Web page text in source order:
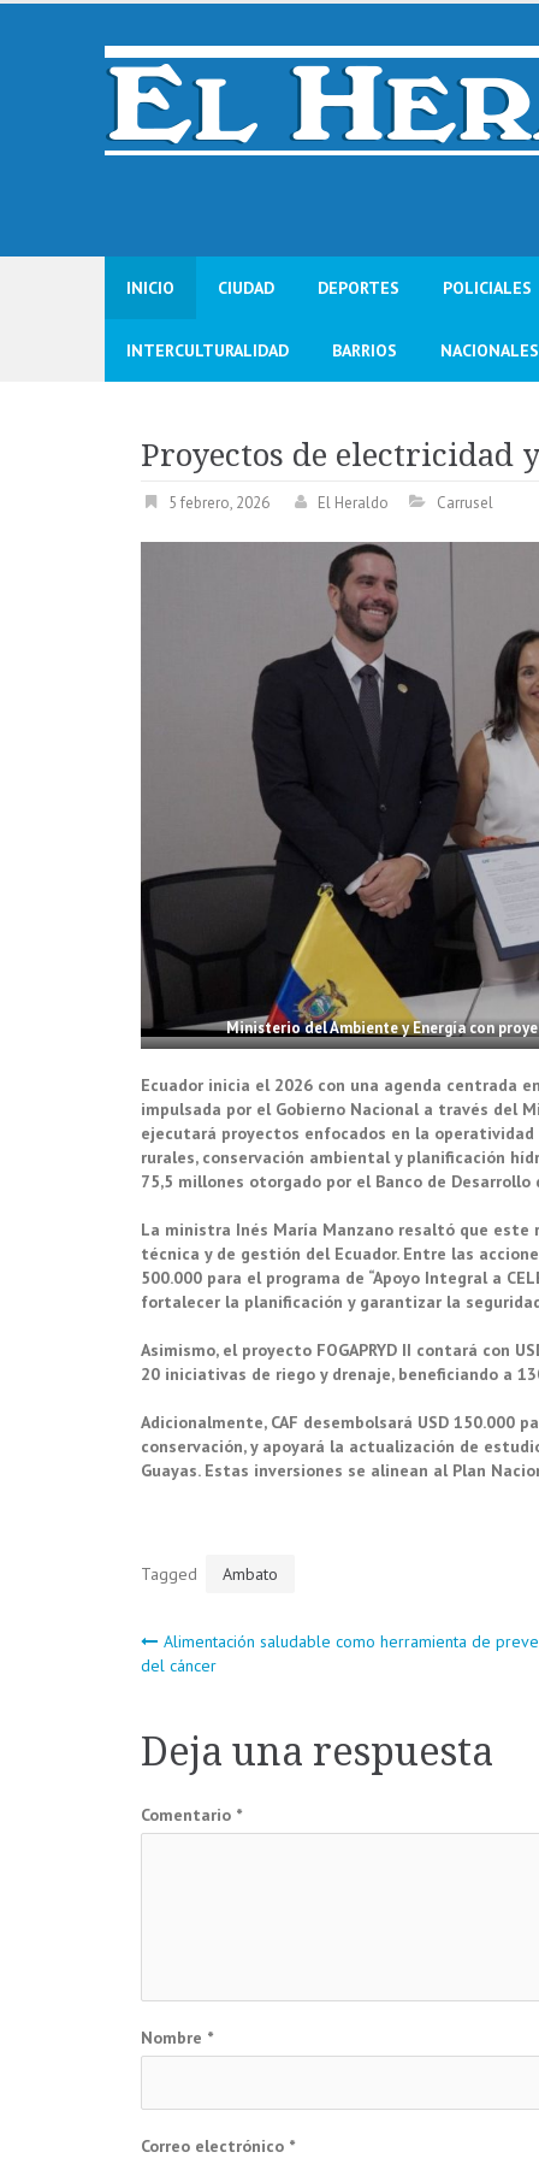
Skip
INICIO CIUDAD DEPORTES POLICIALES
INTERCULTURALIDAD BARRIOS NACIONALES
Proyectos de electricidad
5 febrero, 2026 El Heraldo Carrusel
Ministerio del Ambiente y Energía con
Ecuador inicia el 2026 con una agenda centrada
impulsada por el Gobierno Nacional a través del
ejecutará proyectos enfocados en la
rurales, conservación ambiental y planificación
75,5 millones otorgado por el Banco de Desarrollo
La ministra Inés María Manzano resaltó que
técnica y de gestión del Ecuador. Entre las
500.000 para el programa de “Apoyo Integral a
fortalecer la planificación y garantizar la
Asimismo, el proyecto FOGAPRYD II contará con
20 iniciativas de riego y drenaje, beneficiando a
Adicionalmente, CAF desembolsará USD 150.000
conservación, y apoyará la actualización de
Guayas. Estas inversiones se alinean al Plan
Tagged Ambato
Navegación
entradas
Alimentación saludable como herramienta de
del cáncer
Deja una respuesta
Comentario *
Nombre *
Correo electrónico *